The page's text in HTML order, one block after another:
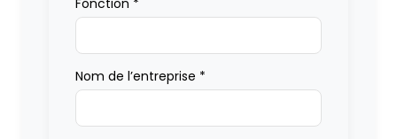
Fonction *
Nom de l’entreprise *